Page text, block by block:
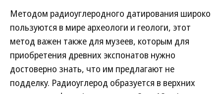
Методом радиоуглеродного датирования широко
пользуются в мире археологи и геологи, этот
метод важен также для музеев, которым для
приобретения древних экспонатов нужно
достоверно знать, что им предлагают не
подделку. Радиоуглерод образуется в верхних